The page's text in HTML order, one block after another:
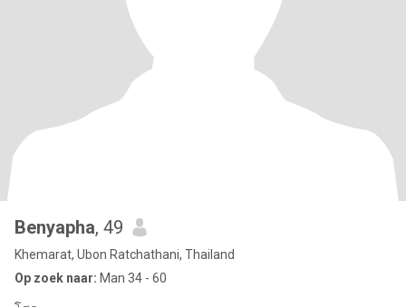
Benyapha, 49
Khemarat, Ubon Ratchathani, Thailand
Op zoek naar: Man 34 - 60